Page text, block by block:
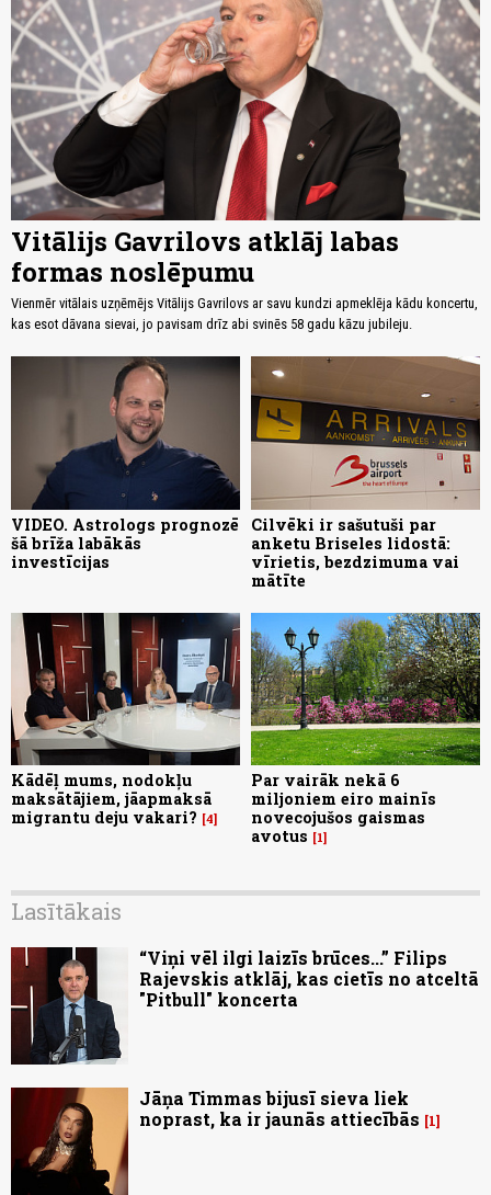
Vitālijs Gavrilovs atklāj labas
formas noslēpumu
Vienmēr vitālais uzņēmējs Vitālijs Gavrilovs ar savu kundzi apmeklēja kādu koncertu,
kas esot dāvana sievai, jo pavisam drīz abi svinēs 58 gadu kāzu jubileju.
VIDEO. Astrologs prognozē
šā brīža labākās
investīcijas
Cilvēki ir sašutuši par
anketu Briseles lidostā:
vīrietis, bezdzimuma vai
mātīte
Kādēļ mums, nodokļu
maksātājiem, jāapmaksā
migrantu deju vakari? 4
Par vairāk nekā 6
miljoniem eiro mainīs
novecojušos gaismas
avotus
1
Lasītākais
“Viņi vēl ilgi laizīs brūces...” Filips
Rajevskis atklāj, kas cietīs no atceltā
"Pitbull" koncerta
Jāņa Timmas bijusī sieva liek
noprast, ka ir jaunās attiecībās
1